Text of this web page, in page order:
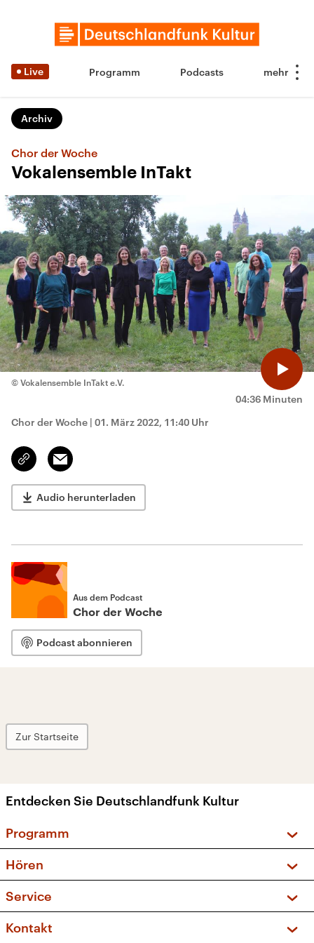
Live Programm Podcasts
Archiv
Chor der Woche
Vokalensemble InTakt
04:36 Minuten
© Vokalensemble InTakt e.V.
Chor der Woche | 01. März 2022, 11:40 Uhr
Link
kopieren/teilen
Email
Audio herunterladen
Aus dem Podcast
Chor der Woche
Podcast abonnieren
Zur Startseite
Entdecken Sie Deutschlandfunk Kultur
Programm
Sendungen und Podcasts
Musikliste
Kakadu – Das Kinderprogramm
Hören
Frequenzen (UKW + DAB+)
Service
FAQ
Kontakt